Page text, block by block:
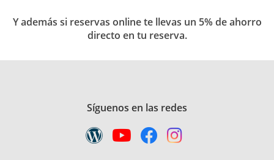
Y además si reservas online te llevas un 5% de ahorro
directo en tu reserva.
Síguenos en las redes